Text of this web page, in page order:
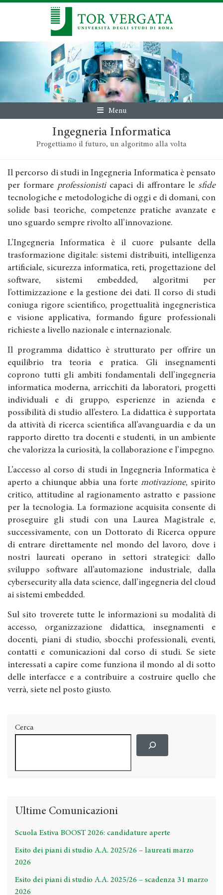
Menu
Ingegneria Informatica
Progettiamo il futuro, un algoritmo alla volta
Il percorso di studi in Ingegneria Informatica è pensato
per formare professionisticapaci di affrontare le sfide
tecnologiche e metodologiche di oggi e di domani, con
solide basi teoriche, competenze pratiche avanzate e
uno sguardo sempre rivolto all’innovazione.
L’Ingegneria Informatica è il cuore pulsante della
trasformazione digitale: sistemi distribuiti, intelligenza
artificiale, sicurezza informatica, reti, progettazione del
software, sistemi embedded, algoritmi per
l’ottimizzazione e la gestione dei dati. Il corso di studi
coniuga rigore scientifico, progettualità ingegneristica
e visione applicativa, formando figure professionali
richieste a livello nazionale e internazionale.
Il programma didattico è strutturato per offrire un
equilibrio tra teoria e pratica. Gli insegnamenti
coprono tutti gli ambiti fondamentali dell’ingegneria
informatica moderna, arricchiti da laboratori, progetti
individuali e di gruppo, esperienze in azienda e
possibilità di studio all’estero. La didattica è supportata
da attività di ricerca scientifica all’avanguardia e da un
rapporto diretto tra docenti e studenti, in un ambiente
che valorizza la curiosità, la collaborazione e l’impegno.
L’accesso al corso di studi in Ingegneria Informatica è
aperto a chiunque abbia una forte motivazione, spirito
critico, attitudine al ragionamento astratto e passione
per la tecnologia. La formazione acquisita consente di
proseguire gli studi con una Laurea Magistrale e,
successivamente, con un Dottorato di Ricerca oppure
di entrare direttamente nel mondo del lavoro, dove i
nostri laureati operano in settori strategici: dallo
sviluppo software all’automazione industriale, dalla
cybersecurity alla data science, dall’ingegneria del cloud
ai sistemi embedded.
Sul sito troverete tutte le informazioni su modalità di
accesso, organizzazione didattica, insegnamenti e
docenti, piani di studio, sbocchi professionali, eventi,
contatti e comunicazioni dal corso di studi. Se siete
interessati a capire come funziona il mondo al di sotto
delle interfacce e a contribuire a costruire quello che
verrà, siete nel posto giusto.
Cerca
Ultime Comunicazioni
Scuola Estiva BOOST 2026: candidature aperte
Esito dei piani di studio A.A. 2025/26 – laureati marzo
2026
Esito dei piani di studio A.A. 2025/26 – scadenza 31 marzo
2026